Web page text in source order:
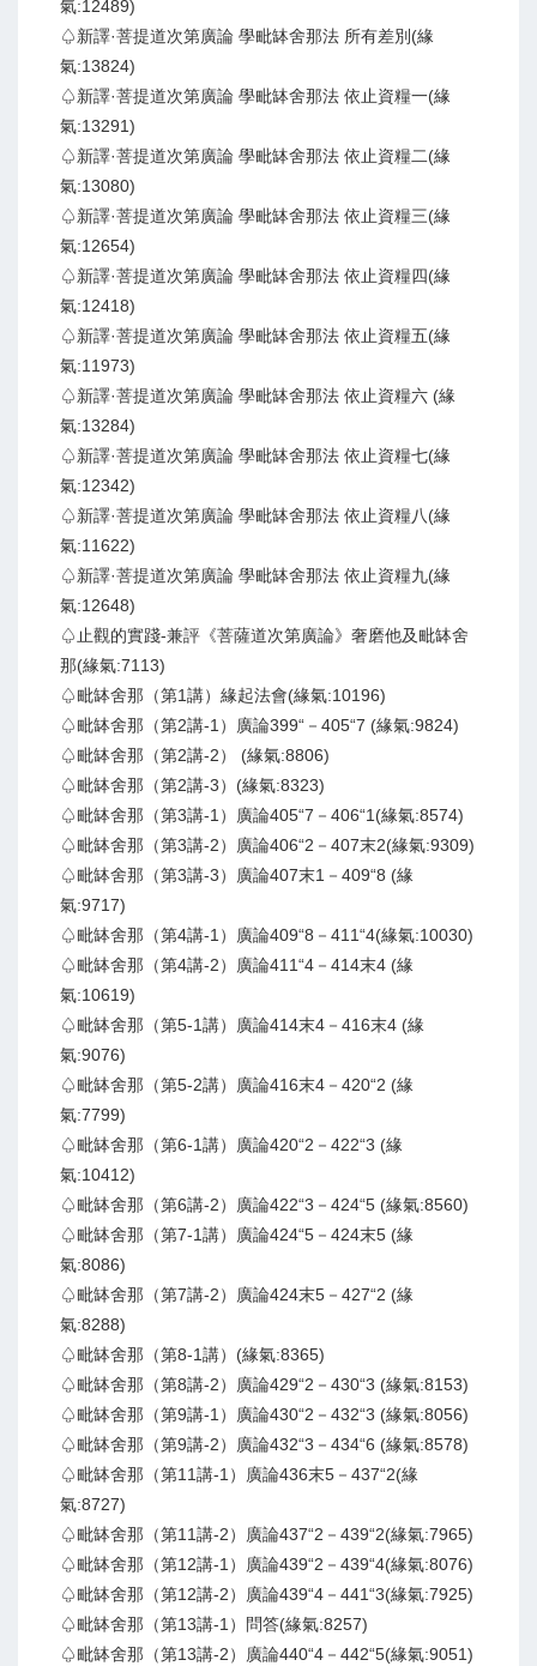
氣:12489)
♤新譯·菩提道次第廣論 學毗缽舍那法 所有差別(緣
氣:13824)
♤新譯·菩提道次第廣論 學毗缽舍那法 依止資糧一(緣
氣:13291)
♤新譯·菩提道次第廣論 學毗缽舍那法 依止資糧二(緣
氣:13080)
♤新譯·菩提道次第廣論 學毗缽舍那法 依止資糧三(緣
氣:12654)
♤新譯·菩提道次第廣論 學毗缽舍那法 依止資糧四(緣
氣:12418)
♤新譯·菩提道次第廣論 學毗缽舍那法 依止資糧五(緣
氣:11973)
♤新譯·菩提道次第廣論 學毗缽舍那法 依止資糧六 (緣
氣:13284)
♤新譯·菩提道次第廣論 學毗缽舍那法 依止資糧七(緣
氣:12342)
♤新譯·菩提道次第廣論 學毗缽舍那法 依止資糧八(緣
氣:11622)
♤新譯·菩提道次第廣論 學毗缽舍那法 依止資糧九(緣
氣:12648)
♤止觀的實踐-兼評《菩薩道次第廣論》奢磨他及毗缽舍
那(緣氣:7113)
♤毗缽舍那（第1講）緣起法會(緣氣:10196)
♤毗缽舍那（第2講-1）廣論399“－405“7 (緣氣:9824)
♤毗缽舍那（第2講-2） (緣氣:8806)
♤毗缽舍那（第2講-3）(緣氣:8323)
♤毗缽舍那（第3講-1）廣論405“7－406“1(緣氣:8574)
♤毗缽舍那（第3講-2）廣論406“2－407末2(緣氣:9309)
♤毗缽舍那（第3講-3）廣論407末1－409“8 (緣
氣:9717)
♤毗缽舍那（第4講-1）廣論409“8－411“4(緣氣:10030)
♤毗缽舍那（第4講-2）廣論411“4－414末4 (緣
氣:10619)
♤毗缽舍那（第5-1講）廣論414末4－416末4 (緣
氣:9076)
♤毗缽舍那（第5-2講）廣論416末4－420“2 (緣
氣:7799)
♤毗缽舍那（第6-1講）廣論420“2－422“3 (緣
氣:10412)
♤毗缽舍那（第6講-2）廣論422“3－424“5 (緣氣:8560)
♤毗缽舍那（第7-1講）廣論424“5－424末5 (緣
氣:8086)
♤毗缽舍那（第7講-2）廣論424末5－427“2 (緣
氣:8288)
♤毗缽舍那（第8-1講）(緣氣:8365)
♤毗缽舍那（第8講-2）廣論429“2－430“3 (緣氣:8153)
♤毗缽舍那（第9講-1）廣論430“2－432“3 (緣氣:8056)
♤毗缽舍那（第9講-2）廣論432“3－434“6 (緣氣:8578)
♤毗缽舍那（第11講-1）廣論436末5－437“2(緣
氣:8727)
♤毗缽舍那（第11講-2）廣論437“2－439“2(緣氣:7965)
♤毗缽舍那（第12講-1）廣論439“2－439“4(緣氣:8076)
♤毗缽舍那（第12講-2）廣論439“4－441“3(緣氣:7925)
♤毗缽舍那（第13講-1）問答(緣氣:8257)
♤毗缽舍那（第13講-2）廣論440“4－442“5(緣氣:9051)